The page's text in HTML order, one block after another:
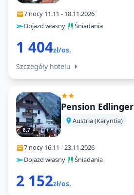
7 nocy·11.11 - 18.11.2026
Dojazd własny· Śniadania
1 404zł/os.
Szczegóły hotelu
8,7
Pension Edlinger
Austria (Karyntia)
7 nocy·16.11 -23.11.2026
Dojazd własny· Śniadania
2 152zł/os.